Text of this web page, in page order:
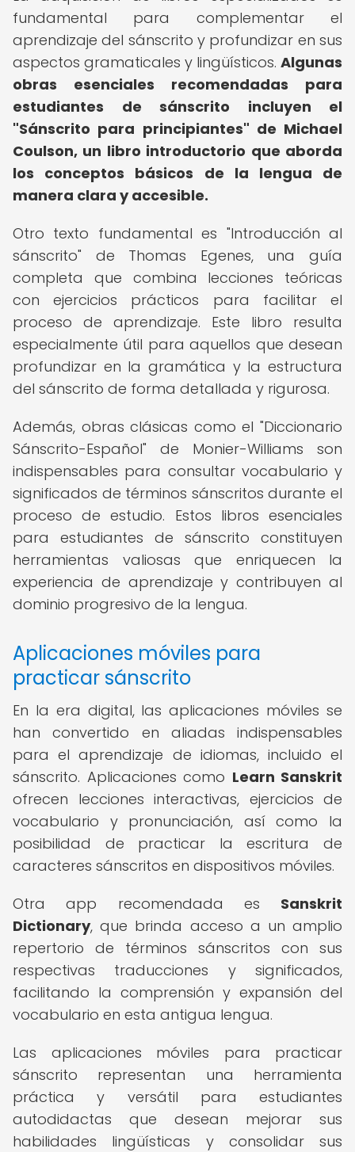
fundamental para complementar el
aprendizaje del sánscrito y profundizar en sus
aspectos gramaticales y lingüísticos. Algunas
obras esenciales recomendadas para
estudiantes de sánscrito incluyen el
"Sánscrito para principiantes" de Michael
Coulson, un libro introductorio que aborda
los conceptos básicos de la lengua de
manera clara y accesible.
Otro texto fundamental es "Introducción al
sánscrito" de Thomas Egenes, una guía
completa que combina lecciones teóricas
con ejercicios prácticos para facilitar el
proceso de aprendizaje. Este libro resulta
especialmente útil para aquellos que desean
profundizar en la gramática y la estructura
del sánscrito de forma detallada y rigurosa.
Además, obras clásicas como el "Diccionario
Sánscrito-Español" de Monier-Williams son
indispensables para consultar vocabulario y
significados de términos sánscritos durante el
proceso de estudio. Estos libros esenciales
para estudiantes de sánscrito constituyen
herramientas valiosas que enriquecen la
experiencia de aprendizaje y contribuyen al
dominio progresivo de la lengua.
Aplicaciones móviles para
practicar sánscrito
En la era digital, las aplicaciones móviles se
han convertido en aliadas indispensables
para el aprendizaje de idiomas, incluido el
sánscrito. Aplicaciones como Learn Sanskrit
ofrecen lecciones interactivas, ejercicios de
vocabulario y pronunciación, así como la
posibilidad de practicar la escritura de
caracteres sánscritos en dispositivos móviles.
Otra app recomendada es Sanskrit
Dictionary, que brinda acceso a un amplio
repertorio de términos sánscritos con sus
respectivas traducciones y significados,
facilitando la comprensión y expansión del
vocabulario en esta antigua lengua.
Las aplicaciones móviles para practicar
sánscrito representan una herramienta
práctica y versátil para estudiantes
autodidactas que desean mejorar sus
habilidades lingüísticas y consolidar sus